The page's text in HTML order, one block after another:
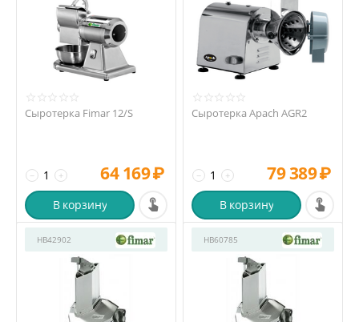
Сыротерка Fimar 12/S
+
− 64 169₽
В корзину
Сыротерка Apach AGR2
+
− 79 389₽
В корзину
HB42902 HB60785